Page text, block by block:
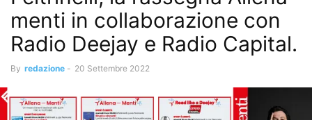
menti in collaborazione con
Radio Deejay e Radio Capital.
By redazione - 20 Settembre 2022